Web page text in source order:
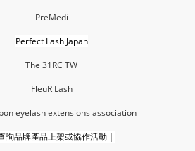
PreMedi
Perfect Lash Japan
The 31RC TW
FleuR Lash
eyelash extensions association
詢品牌產品上架或協作活動｜